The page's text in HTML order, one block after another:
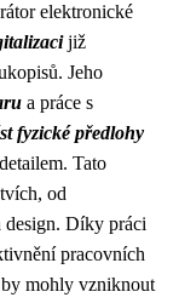
elektronické
již
Jeho
a práce s
fyzické předlohy
Tato
od
design. Díky práci
pracovních
by mohly vzniknout